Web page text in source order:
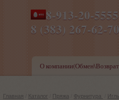
8-913-20-
8 (383) 267-
ПН-ПТ 8-17,СБ-ВС 9-
О
Главная Каталог Пряжа Фурнитура